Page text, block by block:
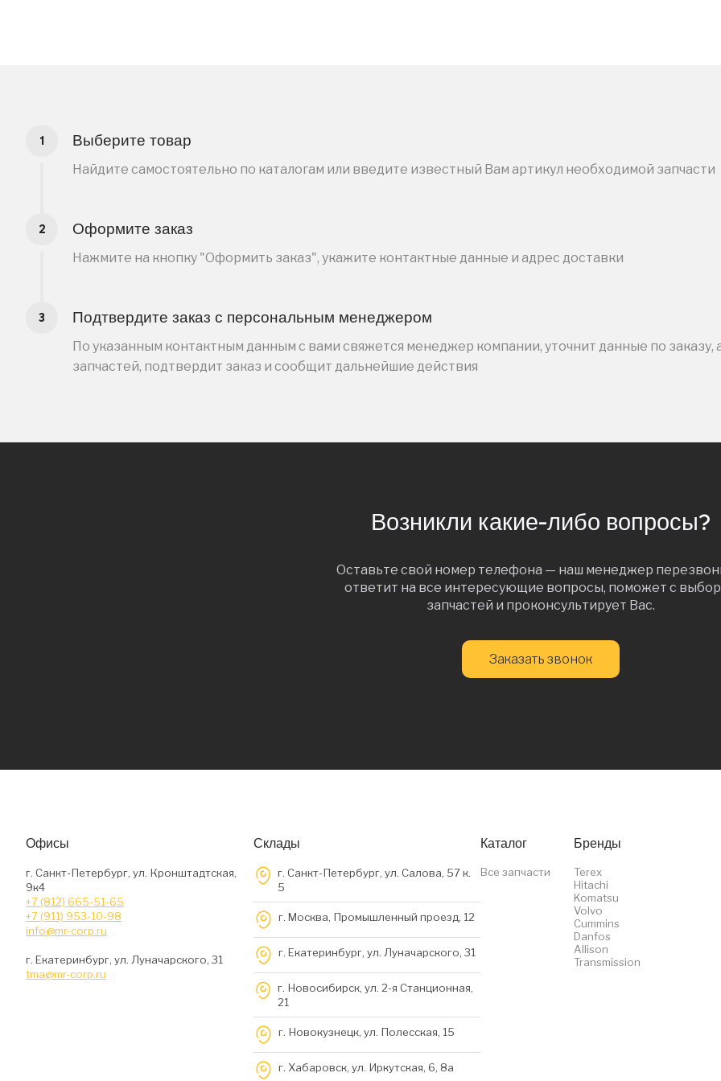
Выберите товар
Найдите самостоятельно по каталогам или введите известный Вам артикул необходимой запчасти
Оформите заказ
Нажмите на кнопку "Оформить заказ", укажите контактные данные и адрес доставки
Подтвердите заказ с персональным менеджером
По указанным контактным данным с вами свяжется менеджер компании, уточнит данные по заказу,
запчастей, подтвердит заказ и сообщит дальнейшие действия
Возникли какие-либо вопросы?
Оставьте свой номер телефона — наш менеджер
ответит на все интересующие вопросы, поможет с
запчастей и проконсультирует Вас.
Заказать звонок
Офисы
г. Санкт-Петербург, ул. Кронштадтская,
9к4
+7 (812) 665-51-65
+7 (911) 953-10-98
info@mr-corp.ru
г. Екатеринбург, ул. Луначарского, 31
tma@mr-corp.ru
Склады
г. Санкт-Петербург, ул. Салова, 57 к.
5
г. Москва, Промышленный проезд, 12
г. Екатеринбург, ул. Луначарского, 31
г. Новосибирск, ул. 2-я Станционная,
21
г. Новокузнецк, ул. Полесская, 15
г. Хабаровск, ул. Иркутская, 6, 8a
Каталог
Все запчасти
Бренды
Terex
Hitachi
Komatsu
Volvo
Cummins
Danfos
Allison
Transmission